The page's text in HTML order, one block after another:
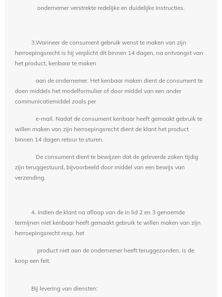
ondernemer verstrekte redelijke en duidelijke instructies.
3.Wanneer de consument gebruik wenst te maken van zijn
herroepingsrecht is hij verplicht dit binnen 14 dagen, na ontvangst van
het product, kenbaar te maken
aan de ondernemer. Het kenbaar maken dient de consument te
doen middels het modelformulier of door middel van een ander
communicatiemiddel zoals per
e-mail. Nadat de consument kenbaar heeft gemaakt gebruik te
willen maken van zijn herroepingsrecht dient de klant het product
binnen 14 dagen retour te sturen.
De consument dient te bewijzen dat de geleverde zaken tijdig
zijn teruggestuurd, bijvoorbeeld door middel van een bewijs van
verzending.
4. Indien de klant na afloop van de in lid 2 en 3 genoemde
termijnen niet kenbaar heeft gemaakt gebruik te willen maken van zijn
herroepingsrecht resp. het
product niet aan de ondernemer heeft teruggezonden, is de
koop een feit.
Bij levering van diensten: